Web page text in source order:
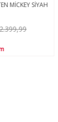
MİCKEY SİYAH